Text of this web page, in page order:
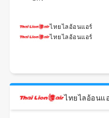
ไทยไลอ้อนแอร์
ไทยไลอ้อนแอร์
ไทยไลอ้อนแ